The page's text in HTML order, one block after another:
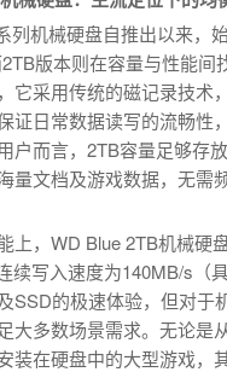
列机械硬盘自推出以来，
版本则在容量与性能间
它采用传统的磁记录技术
证日常数据读写的流畅性
户而言，2TB容量足够存
量文档及游戏数据，无需
上，WD Blue 2TB机械硬
续写入速度为140MB/s（
SSD的极速体验，但对于
大多数场景需求。无论是
装在硬盘中的大型游戏，